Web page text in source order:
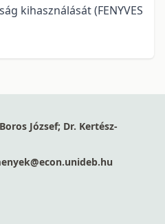
kihasználását (FENYVES
József; Dr. Kertész-